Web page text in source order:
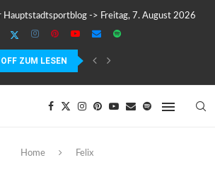
Hauptstadtsportblog -> Freitag, 7. August 2026
ZUM LESEN
– LEICHT, SCHNELL...
Home Felix